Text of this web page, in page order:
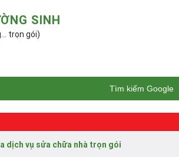
SINH
trọn gói)
Tìm kiếm Google
dịch vụ sửa chữa nhà trọn gói